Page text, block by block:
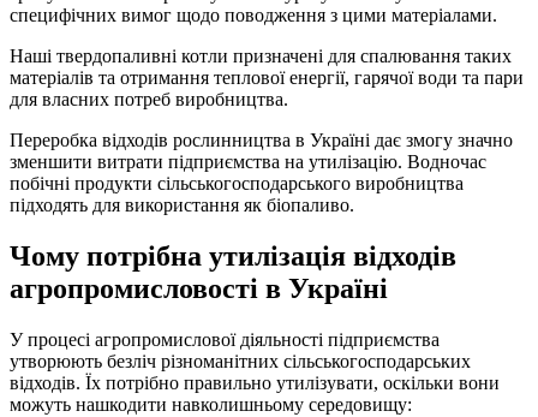
специфічних вимог щодо поводження з цими матеріалами.
Наші твердопаливні котли призначені для спалювання таких
матеріалів та отримання теплової енергії, гарячої води та пари
для власних потреб виробництва.
Переробка відходів рослинництва в Україні дає змогу значно
зменшити витрати підприємства на утилізацію. Водночас
побічні продукти сільськогосподарського виробництва
підходять для використання як біопаливо.
Чому потрібна утилізація відходів
агропромисловості в Україні
У процесі агропромислової діяльності підприємства
утворюють безліч різноманітних сільськогосподарських
відходів. Їх потрібно правильно утилізувати, оскільки вони
можуть нашкодити навколишньому середовищу: